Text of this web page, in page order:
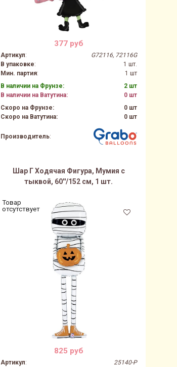
377 руб
Артикул:
G72116, 72116G
В упаковке:
1 шт.
Мин. партия:
1 шт
В наличии на Фрунзе:
2 шт
В наличии на Ватутина:
0 шт
Скоро на Фрунзе:
0 шт
Скоро на Ватутина:
0 шт
Производитель:
Шар Г Ходячая Фигура, Мумия с
тыквой, 60''/152 см, 1 шт.
Товар
отсутствует
825 руб
Артикул: 25140-P